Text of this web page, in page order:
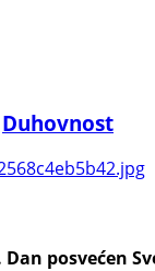
Duhovnost
posvećen